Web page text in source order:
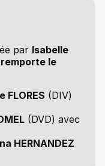
par Isabelle
remporte le
FLORES (DIV)
(DVD) avec
HERNANDEZ